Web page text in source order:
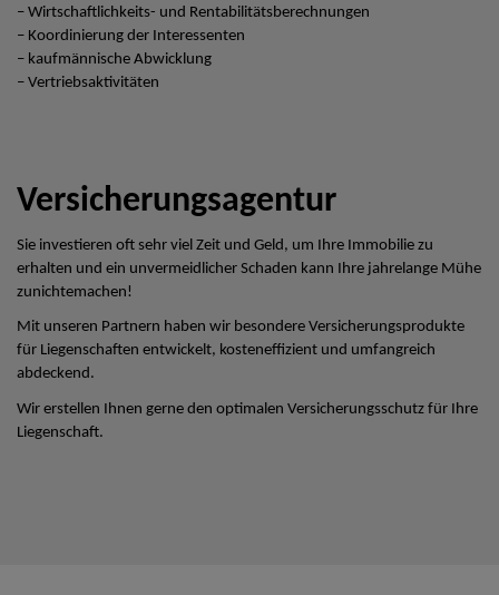
– Wirtschaftlichkeits- und Rentabilitätsberechnungen
– Koordinierung der Interessenten
– kaufmännische Abwicklung
– Vertriebsaktivitäten
Versicherungsagentur
Sie investieren oft sehr viel Zeit und Geld, um Ihre Immobilie zu
erhalten und ein unvermeidlicher Schaden kann Ihre jahrelange Mühe
zunichtemachen!
Mit unseren Partnern haben wir besondere Versicherungsprodukte
für Liegenschaften entwickelt, kosteneffizient und umfangreich
abdeckend.
Wir erstellen Ihnen gerne den optimalen Versicherungsschutz für Ihre
Liegenschaft.